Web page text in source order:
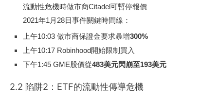
流動性危機時做市商Citadel可暫停報價
2021年1月28日事件關鍵時間線：
上午10:03 做市商保證金要求暴增300%
上午10:17 Robinhood開始限制買入
下午1:45 GME股價從483美元閃崩至193美元
2.2 陷阱2：ETF的流動性傳導危機